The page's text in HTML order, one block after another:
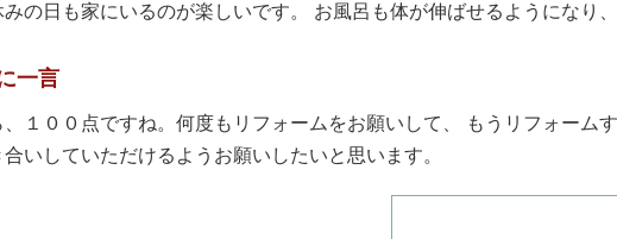
の日も家にいるのが楽しいです。 お風呂も体が伸ばせるようになり
一言
、１００点ですね。何度もリフォームをお願いして、 もうリフォーム
いしていただけるようお願いしたいと思います。